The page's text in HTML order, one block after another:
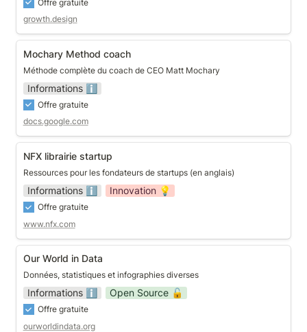
Offre gratuite
growth.design
Mochary Method coach
Mochary Method coach
Méthode complète du coach de CEO Matt Mochary
Informations ℹ️
Offre gratuite
docs.google.com
NFX librairie startup
NFX librairie startup
Ressources pour les fondateurs de startups (en anglais)
Informations ℹ️ Innovation 💡
Offre gratuite
www.nfx.com
Our World in Data
Our World in Data
Données, statistiques et infographies diverses
Informations ℹ️ Open Source 🔓
Offre gratuite
ourworldindata.org